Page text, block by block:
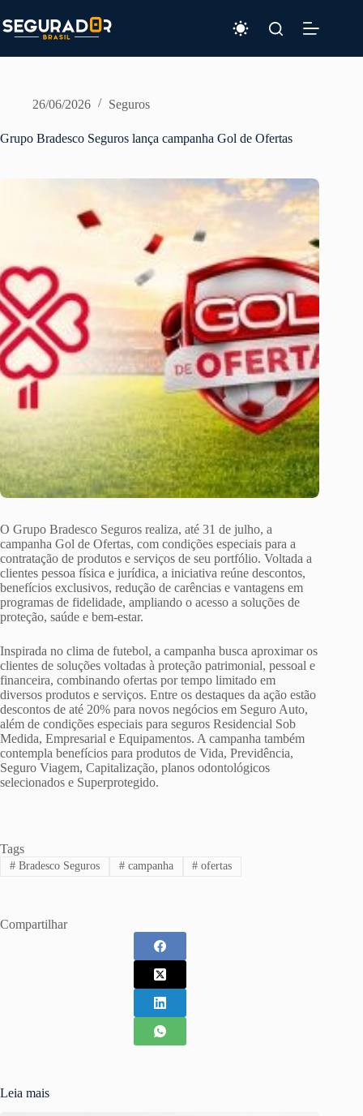
para
o
26/06/2026 Seguros
Grupo Bradesco Seguros lança campanha Gol de Ofertas
O Grupo Bradesco Seguros realiza, até 31 de julho, a
campanha Gol de Ofertas, com condições especiais para a
contratação de produtos e serviços de seu portfólio. Voltada a
clientes pessoa física e jurídica, a iniciativa reúne descontos,
benefícios exclusivos, redução de carências e vantagens em
programas de fidelidade, ampliando o acesso a soluções de
proteção, saúde e bem-estar.
Inspirada no clima de futebol, a campanha busca aproximar os
clientes de soluções voltadas à proteção patrimonial, pessoal e
financeira, combinando ofertas por tempo limitado em
diversos produtos e serviços. Entre os destaques da ação estão
descontos de até 20% para novos negócios em Seguro Auto,
além de condições especiais para seguros Residencial Sob
Medida, Empresarial e Equipamentos. A campanha também
contempla benefícios para produtos de Vida, Previdência,
Seguro Viagem, Capitalização, planos odontológicos
selecionados e Superprotegido.
Tags
#Bradesco Seguros #campanha # ofertas
Compartilhar
Leia mais